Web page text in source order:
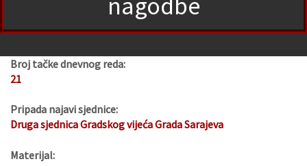
Broj tačke dnevnog reda:
21
Pripada najavi sjednice:
Druga sjednica Gradskog vijeća Grada Sarajeva
Materijal: